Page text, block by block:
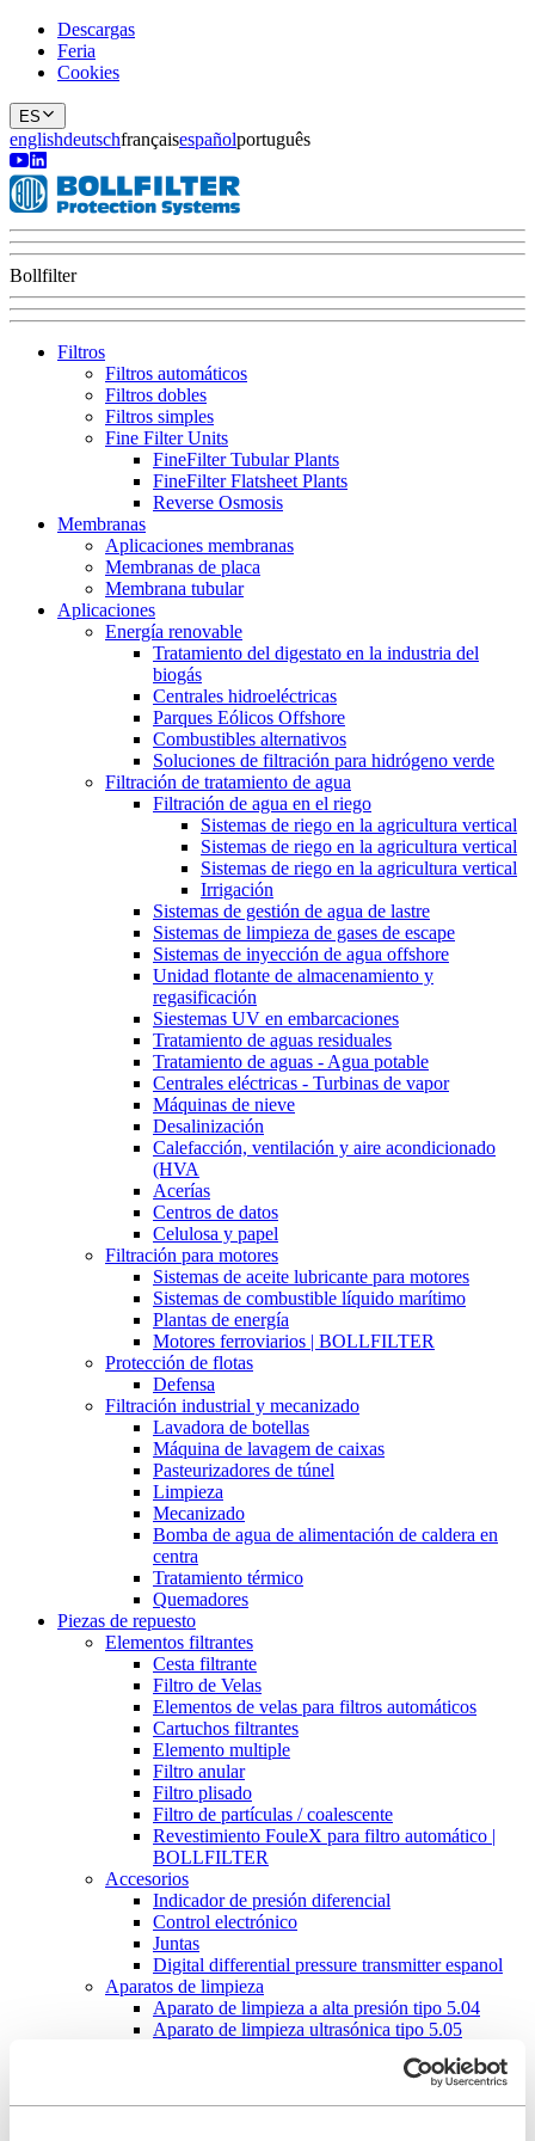
Descargas
Feria
Cookies
ES
englishdeutschfrançaisespañolportuguês
Bollfilter
Filtros
Filtros automáticos
Filtros dobles
Filtros simples
Fine Filter Units
FineFilter Tubular Plants
FineFilter Flatsheet Plants
Reverse Osmosis
Membranas
Aplicaciones membranas
Membranas de placa
Membrana tubular
Aplicaciones
Energía renovable
Tratamiento del digestato en la industria del
biogás
Centrales hidroeléctricas
Parques Eólicos Offshore
Combustibles alternativos
Soluciones de filtración para hidrógeno verde
Filtración de tratamiento de agua
Filtración de agua en el riego
Sistemas de riego en la agricultura vertical
Sistemas de riego en la agricultura vertical
Sistemas de riego en la agricultura vertical
Irrigación
Sistemas de gestión de agua de lastre
Sistemas de limpieza de gases de escape
Sistemas de inyección de agua offshore
Unidad flotante de almacenamiento y
regasificación
Siestemas UV en embarcaciones
Tratamiento de aguas residuales
Tratamiento de aguas - Agua potable
Centrales eléctricas - Turbinas de vapor
Máquinas de nieve
Desalinización
Calefacción, ventilación y aire acondicionado
(HVA
Acerías
Centros de datos
Celulosa y papel
Filtración para motores
Sistemas de aceite lubricante para motores
Sistemas de combustible líquido marítimo
Plantas de energía
Motores ferroviarios | BOLLFILTER
Protección de flotas
Defensa
Filtración industrial y mecanizado
Lavadora de botellas
Máquina de lavagem de caixas
Pasteurizadores de túnel
Limpieza
Mecanizado
Bomba de agua de alimentación de caldera en
centra
Tratamiento térmico
Quemadores
Piezas de repuesto
Elementos filtrantes
Cesta filtrante
Filtro de Velas
Elementos de velas para filtros automáticos
Cartuchos filtrantes
Elemento multiple
Filtro anular
Filtro plisado
Filtro de partículas / coalescente
Revestimiento FouleX para filtro automático |
BOLLFILTER
Accesorios
Indicador de presión diferencial
Control electrónico
Juntas
Digital differential pressure transmitter espanol
Aparatos de limpieza
Aparato de limpieza a alta presión tipo 5.04
Aparato de limpieza ultrasónica tipo 5.05